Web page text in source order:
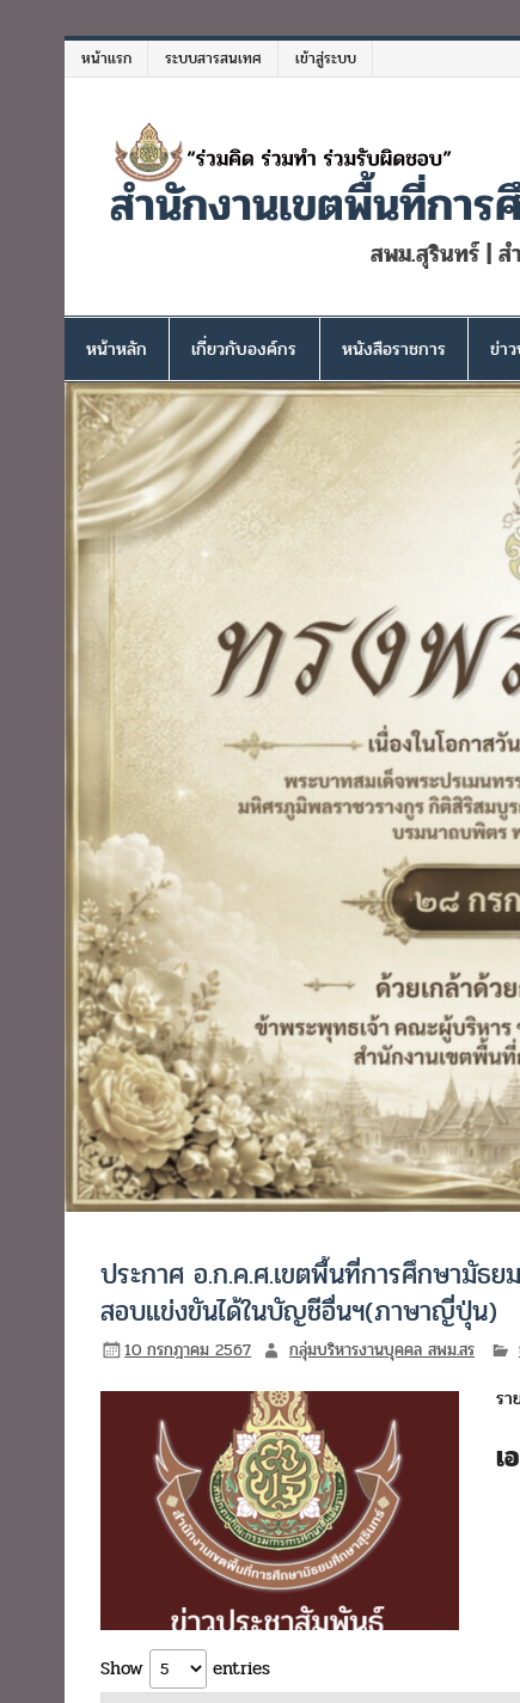
หน้าแรก ระบบสารสนเทศ เข้าสู่ระบบ
สำนักงานเขตพื้นที่กา
สพม.สุรินทร์ |
หน้าหลัก เกี่ยวกับองค์กร หนังสือราชการ ข่า
ประกาศ อ.ก.ค.ศ.เขตพื้นที่การศึกษามัธ
สอบแข่งขันได้ในบัญชีอื่นฯ(ภาษาญี่ปุ่น)
10 กรกฎาคม 2567 กลุ่มบริหารงานบุคคล สพม.สร
รา
เ
Show entries